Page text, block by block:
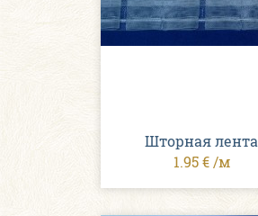
Шторная лента
1.95 € /м